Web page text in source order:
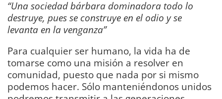
“Una sociedad bárbara dominadora todo lo
destruye, pues se construye en el odio y se
levanta en la venganza”
Para cualquier ser humano, la vida ha de
tomarse como una misión a resolver en
comunidad, puesto que nada por si mismo
podemos hacer. Sólo manteniéndonos unidos